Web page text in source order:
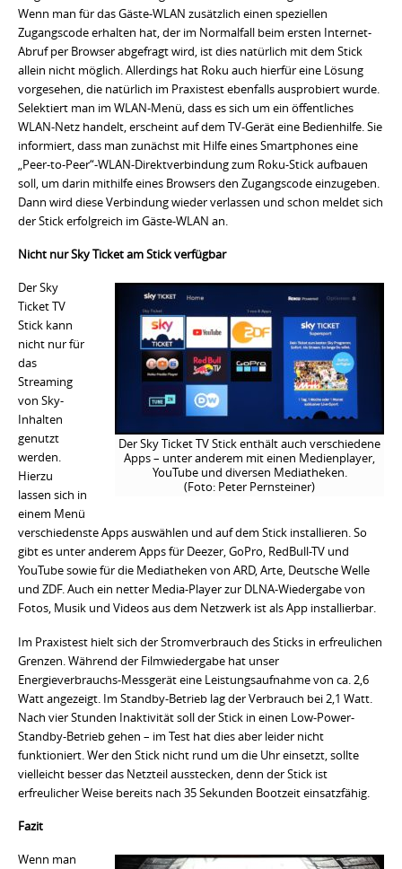
Wenn man für das Gäste-WLAN zusätzlich einen speziellen
Zugangscode erhalten hat, der im Normalfall beim ersten Internet-
Abruf per Browser abgefragt wird, ist dies natürlich mit dem Stick
allein nicht möglich. Allerdings hat Roku auch hierfür eine Lösung
vorgesehen, die natürlich im Praxistest ebenfalls ausprobiert wurde.
Selektiert man im WLAN-Menü, dass es sich um ein öffentliches
WLAN-Netz handelt, erscheint auf dem TV-Gerät eine Bedienhilfe. Sie
informiert, dass man zunächst mit Hilfe eines Smartphones eine
„Peer-to-Peer“-WLAN-Direktverbindung zum Roku-Stick aufbauen
soll, um darin mithilfe eines Browsers den Zugangscode einzugeben.
Dann wird diese Verbindung wieder verlassen und schon meldet sich
der Stick erfolgreich im Gäste-WLAN an.
Nicht nur Sky Ticket am Stick verfügbar
Der Sky Ticket TV Stick enthält auch verschiedene
Apps – unter anderem mit einen Medienplayer,
YouTube und diversen Mediatheken.
(Foto: Peter Pernsteiner)
Der Sky
Ticket TV
Stick kann
nicht nur für
das
Streaming
von Sky-
Inhalten
genutzt
werden.
Hierzu
lassen sich in
einem Menü
verschiedenste Apps auswählen und auf dem Stick installieren. So
gibt es unter anderem Apps für Deezer, GoPro, RedBull-TV und
YouTube sowie für die Mediatheken von ARD, Arte, Deutsche Welle
und ZDF. Auch ein netter Media-Player zur DLNA-Wiedergabe von
Fotos, Musik und Videos aus dem Netzwerk ist als App installierbar.
Im Praxistest hielt sich der Stromverbrauch des Sticks in erfreulichen
Grenzen. Während der Filmwiedergabe hat unser
Energieverbrauchs-Messgerät eine Leistungsaufnahme von ca. 2,6
Watt angezeigt. Im Standby-Betrieb lag der Verbrauch bei 2,1 Watt.
Nach vier Stunden Inaktivität soll der Stick in einen Low-Power-
Standby-Betrieb gehen – im Test hat dies aber leider nicht
funktioniert. Wer den Stick nicht rund um die Uhr einsetzt, sollte
vielleicht besser das Netzteil ausstecken, denn der Stick ist
erfreulicher Weise bereits nach 35 Sekunden Bootzeit einsatzfähig.
Fazit
Wenn man